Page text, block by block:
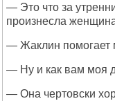
— Это что за
произнесла
— Жаклин помогает
— Ну и как вам моя
— Она чертовски